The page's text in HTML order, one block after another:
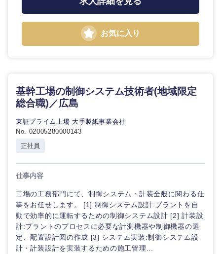
選択する
お気に入り
基幹工場の制御システム技術者(地域限定
総合職)／広島
東証プライム上場 大手製紙事業会社
No. 02005280000143
正社員
仕事内容
工場の工務部門にて、制御システム・計装全般に関わる仕
事をお任せします。 [1] 制御システム設計:プラントを自
動で効率的に運転するための制御システム設計 [2] 計装設
計:プラントのプロセスに必要な計測機器や制御機器の選
定、配置設計図の作成 [3] システム実装:制御システム設
計・計装設計を実装するための施工管理...